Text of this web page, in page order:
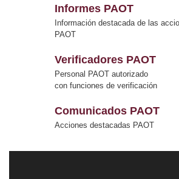
Informes PAOT
Información destacada de las
PAOT
Verificadores PAOT
Personal PAOT autorizado
con funciones de verificación
Comunicados PAOT
Acciones destacadas PAOT